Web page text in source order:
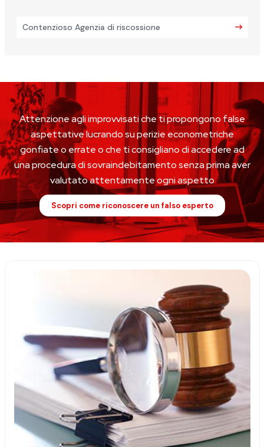
Contenzioso Agenzia di riscossione
Attenzione agli improvvisati che ti propongono false
aspettative lucrando su perizie econometriche
gonfiate o errate o che ti consigliano di accedere ad
una procedura di sovraindebitamento senza prima aver
valutato attentamente ogni aspetto
Scopri come riconoscere un falso esperto